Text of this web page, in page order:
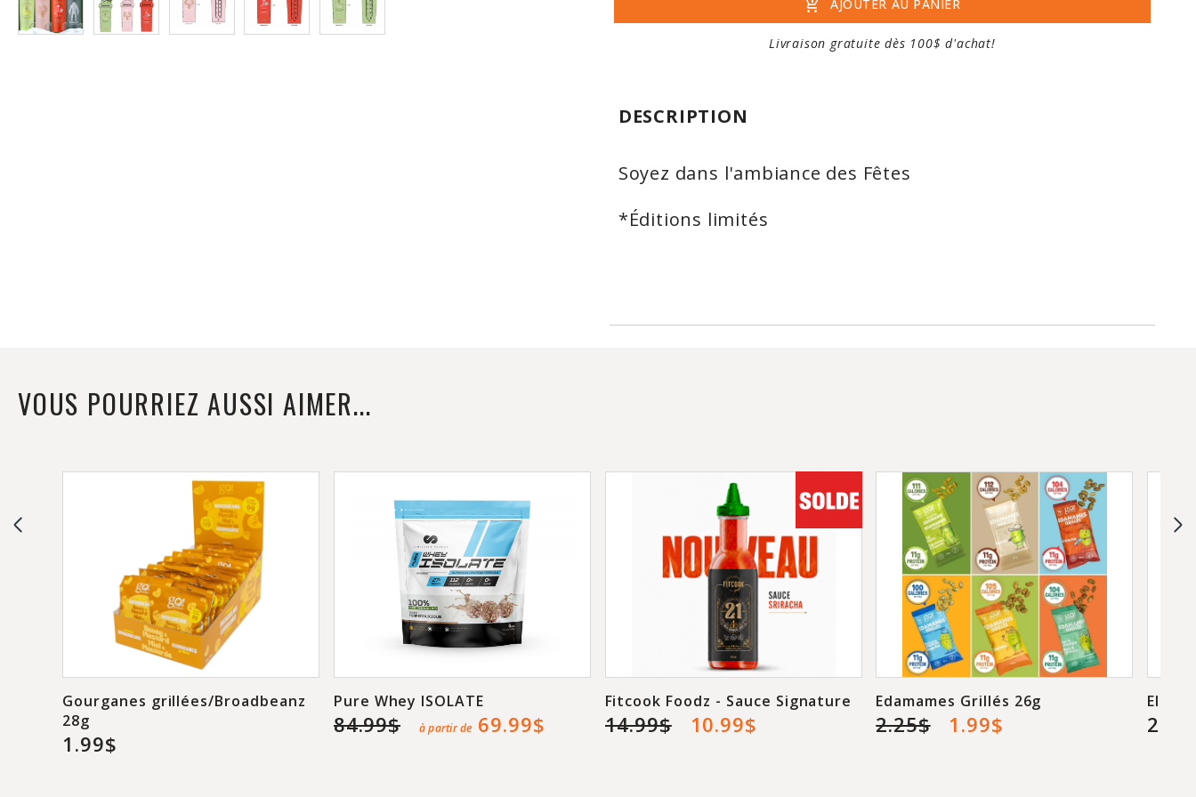
add_shopping_cart AJOUTER AU PANIER
Livraison gratuite dès 100$ d'achat!
DESCRIPTION
Soyez dans l'ambiance des Fêtes
*Éditions limités
VOUS POURRIEZ AUSSI AIMER...
Gourganes grillées/Broadbeanz
28g
1.99$
Pure Whey ISOLATE
84.99$ à partir de 69.99$
Fitcook Foodz - Sauce Signature
14.99$ 10.99$
Edamames Grillés 26g
2.25$ 1.99$
Elev8
à